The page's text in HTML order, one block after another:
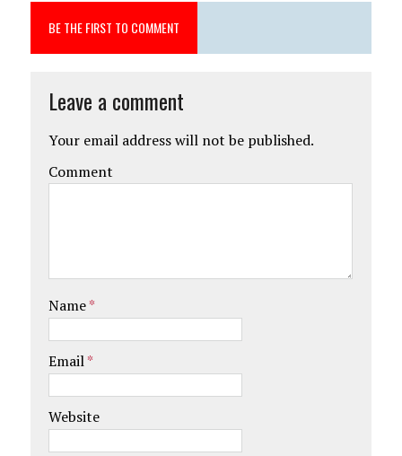
BE THE FIRST TO COMMENT
Leave a comment
Your email address will not be published.
Comment
Name*
Email*
Website